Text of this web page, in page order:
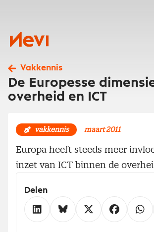
Nevi
Vakkennis
De Europesse
overheid en ICT
vakkennis maart 2011
Europa heeft steeds meer
inzet van ICT binnen de
Delen